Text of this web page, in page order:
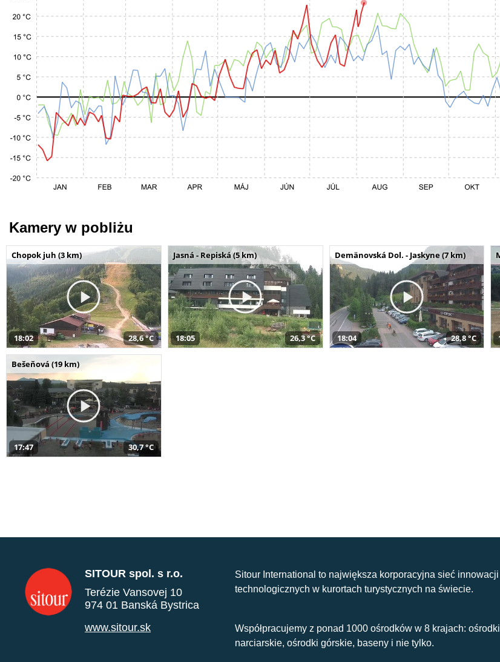
Kamery w pobliżu
Chopok juh (3 km)
18:02 28,6 °C
Jasná - Repiská (5 km)
18:05 26,3 °C
Demänovská Dol. - Jaskyne (7 km)
18:04 28,8 °C
Bešeňová (19 km)
17:47 30,7 °C
SITOUR spol. s r.o.
Terézie Vansovej 10
974 01 Banská Bystrica
www.sitour.sk
Sitour International to największa korporacyjna sieć innowacji
technologicznych w kurortach turystycznych na świecie.
Współpracujemy z ponad 1000 ośrodków w 8 krajach: ośrodki
narciarskie, ośrodki górskie, baseny i nie tylko.